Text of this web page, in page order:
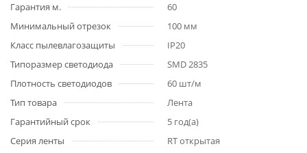
Гарантия м.
60
Минимальный отрезок
100 мм
Класс пылевлагозащиты
IP20
Типоразмер светодиода
SMD 2835
Плотность светодиодов
60 шт/м
Тип товара
Лента
Гарантийный срок
5 год(а)
Серия ленты
RT открытая